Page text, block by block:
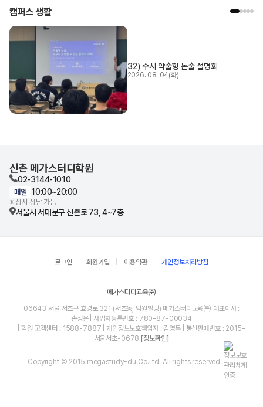
캠퍼스 생활
32) 수시 약술형 논술 설명회
2026. 08. 04(화)
신촌 메가스터디학원
02-3144-1010
매일 10:00~20:00
※ 상시 상담 가능
서울시 서대문구 신촌로 73, 4~7층
로그인 회원가입 이용약관 개인정보처리방침
메가스터디교육㈜
06643 서울 서초구 효령로 321 (서초동, 덕원빌딩) 메가스터디교육㈜ 대표이사 :
손성은 | 사업자등록번호 : 780-87-00034
| 학원 고객센터 : 1588-7887 | 개인정보보호책임자 : 김영무 | 통신판매번호 : 2015-
서울서초-0678 [정보확인]
Copyright © 2015 megastudyEdu.Co.Ltd. All rights reserved.